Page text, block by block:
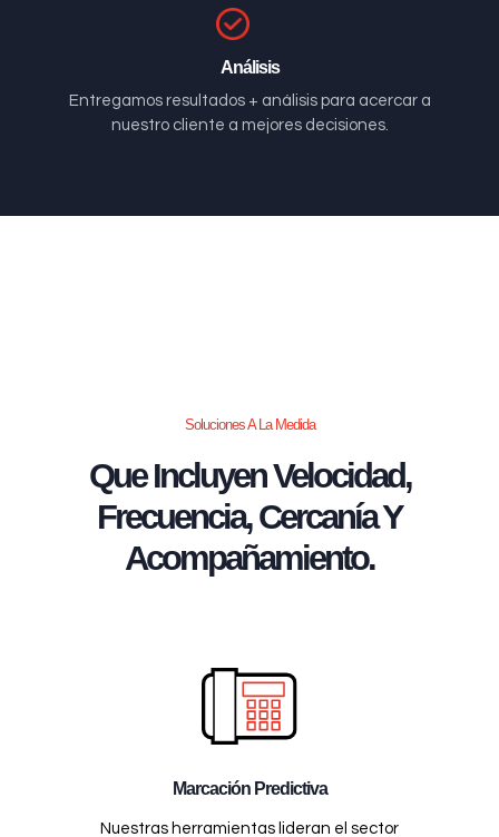
Análisis
Entregamos resultados + análisis para acercar a
nuestro cliente a mejores decisiones.
Soluciones A La Medida
Que Incluyen Velocidad,
Frecuencia, Cercanía Y
Acompañamiento.
Marcación Predictiva
Nuestras herramientas lideran el sector